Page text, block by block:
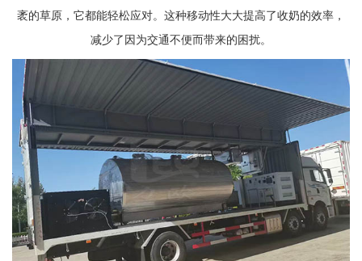
袤的草原，它都能轻松应对。这种移动性大大提高了收奶的效率，
减少了因为交通不便而带来的困扰。